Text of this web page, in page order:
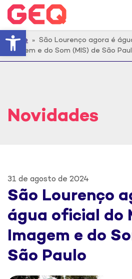
Home » São Lourenço agora é
Imagem e do Som (MIS) de São
Novidades
31 de agosto de 2024
São Lourenço
água oficial do
Imagem e do
São Paulo
Barra de